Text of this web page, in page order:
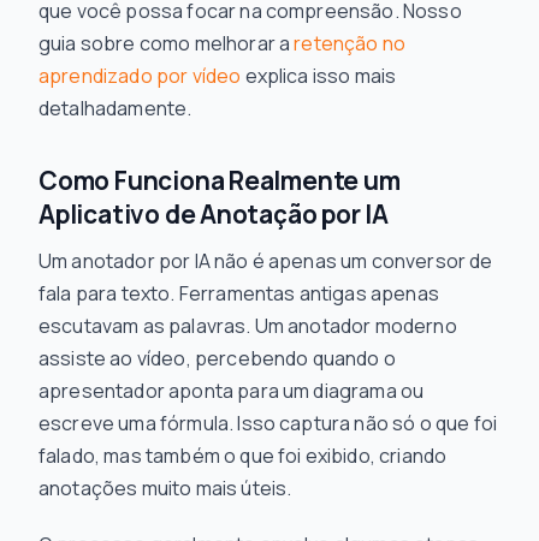
que você possa focar na compreensão. Nosso
guia sobre como melhorar aretenção no
aprendizado por vídeo explica isso mais
detalhadamente.
Como Funciona Realmente um
Aplicativo de Anotação por IA
Um anotador por IA não é apenas um conversor de
fala para texto. Ferramentas antigas apenas
escutavam as palavras. Um anotador moderno
assiste ao vídeo, percebendo quando o
apresentador aponta para um diagrama ou
escreve uma fórmula. Isso captura não só o que foi
falado, mas também o que foi exibido, criando
anotações muito mais úteis.